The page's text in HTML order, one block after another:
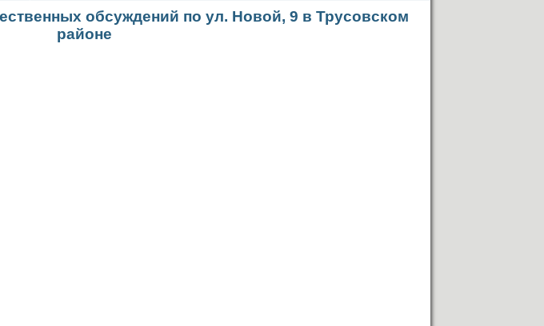
обсуждений по ул. Новой, 9 в Трусовском
районе